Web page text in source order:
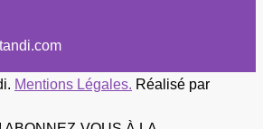
Mentions Légales. Réalisé par